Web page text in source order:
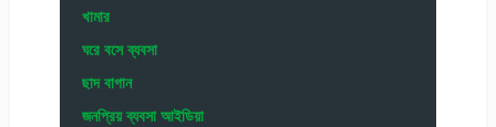
খামার
ঘরে বসে ব্যবসা
ছাদ বাগান
জনপ্রিয় ব্যবসা আইডিয়া